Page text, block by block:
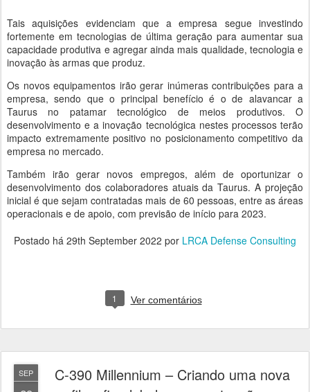
Tais aquisições evidenciam que a empresa segue investindo
fortemente em tecnologias de última geração para aumentar sua
capacidade produtiva e agregar ainda mais qualidade, tecnologia e
inovação às armas que produz.
Os novos equipamentos irão gerar inúmeras contribuições para a
empresa, sendo que o principal benefício é o de alavancar a
Taurus no patamar tecnológico de meios produtivos. O
desenvolvimento e a inovação tecnológica nestes processos terão
impacto extremamente positivo no posicionamento competitivo da
empresa no mercado.
Também irão gerar novos empregos, além de oportunizar o
desenvolvimento dos colaboradores atuais da Taurus. A projeção
inicial é que sejam contratadas mais de 60 pessoas, entre as áreas
operacionais e de apoio, com previsão de início para 2023.
Postado há 29th September 2022 por LRCA Defense Consulting
1 Ver comentários
SEP
C-390 Millennium – Criando uma nova